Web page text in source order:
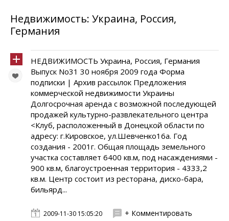
Недвижимость: Украина, Россия,
Германия
НЕДВИЖИМОСТЬ Украина, Россия, Германия
Выпуск No31 30 ноября 2009 года Форма
подписки | Архив рассылок Предложения
коммерческой недвижимости Украины
Долгосрочная аренда с возможной последующей
продажей культурно-развлекательного центра
<Клуб, расположенный в Донецкой области по
адресу: г.Кировское, ул.Шевченко16а. Год
создания - 2001г. Общая площадь земельного
участка составляет 6400 кв.м, под насаждениями -
900 кв.м, благоустроенная территория - 4333,2
кв.м. Центр состоит из ресторана, диско-бара,
бильярд...
2009-11-30 15:05:20 + Комментировать